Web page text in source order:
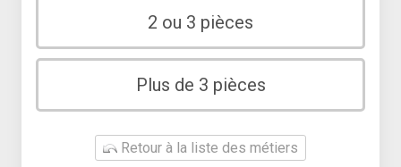
2 ou 3 pièces
Plus de 3 pièces
Retour à la liste des métiers